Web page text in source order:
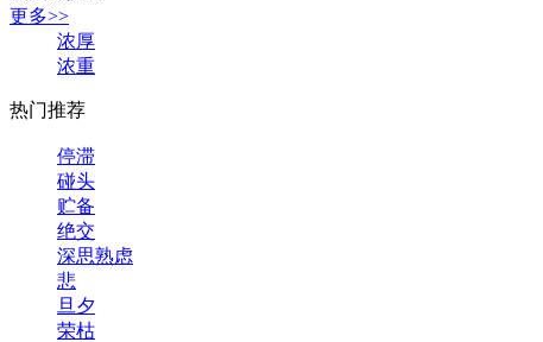
更多>>
浓厚
浓重
热门推荐
停滞
碰头
贮备
绝交
深思熟虑
悲
旦夕
荣枯